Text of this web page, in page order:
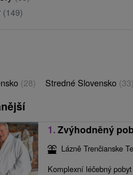
(149)
(28) Stredné Slovensko (33)
1.Zvýhodněný
Lázně Trenčianske
Komplexní léčebný